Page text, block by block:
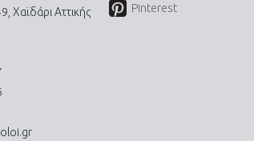
Χαϊδάρι Αττικής
Pinterest